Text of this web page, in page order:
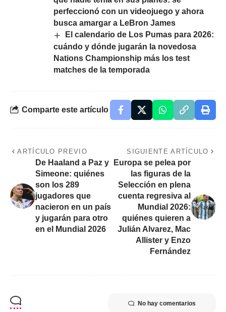
perfeccionó con un videojuego y ahora
busca amargar a LeBron James
El calendario de Los Pumas para 2026:
cuándo y dónde jugarán la novedosa
Nations Championship más los test
matches de la temporada
Comparte este artículo
ARTÍCULO PREVIO
De Haaland a Paz y
Simeone: quiénes
son los 289
jugadores que
nacieron en un país
y jugarán para otro
en el Mundial 2026
SIGUIENTE ARTÍCULO
Europa se pelea por
las figuras de la
Selección en plena
cuenta regresiva al
Mundial 2026:
quiénes quieren a
Julián Alvarez, Mac
Allister y Enzo
Fernández
No hay comentarios